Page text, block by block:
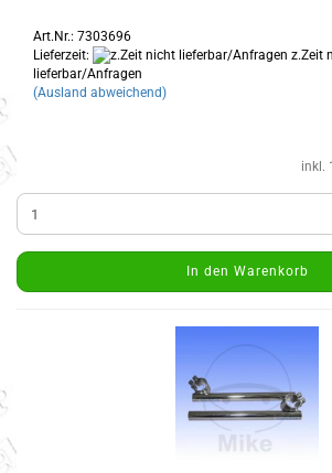
Art.Nr.: 7303696
Lieferzeit:
z.Zeit
lieferbar/Anfragen
(Ausland abweichend)
inkl.
In den Warenkorb